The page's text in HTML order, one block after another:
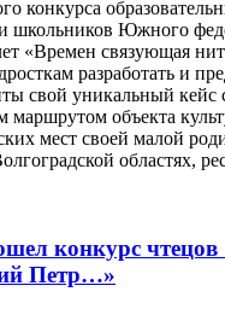
конкурса
школьников Южного
«Времен связующая
разработать и
свой уникальный кейс
маршрутом объекта
мест своей малой
областях,
конкурс
Петр…»